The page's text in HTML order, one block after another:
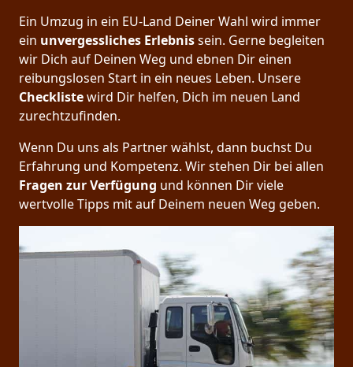
Ein Umzug in ein EU-Land Deiner Wahl wird immer
ein unvergessliches Erlebnissein. Gerne begleiten
wir Dich auf Deinen Weg und ebnen Dir einen
reibungslosen Start in ein neues Leben. Unsere
Checklistewird Dir helfen, Dich im neuen Land
zurechtzufinden.
Wenn Du uns als Partner wählst, dann buchst Du
Erfahrung und Kompetenz. Wir stehen Dir bei allen
Fragen zur Verfügung und können Dir viele
wertvolle Tipps mit auf Deinem neuen Weg geben.